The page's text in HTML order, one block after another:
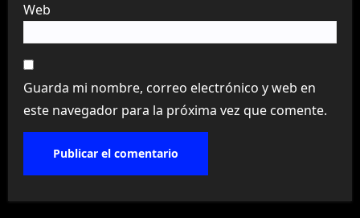
Web
Guarda mi nombre, correo electrónico y web en
este navegador para la próxima vez que comente.